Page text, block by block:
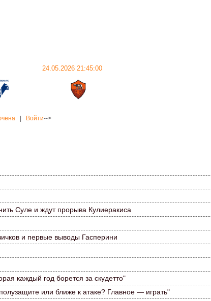
24.05.2026 21:45:00
Войти-->
Суле и ждут прорыва Кулиеракиса
и первые выводы Гасперини
каждый год борется за скудетто"
или ближе к атаке? Главное — играть"